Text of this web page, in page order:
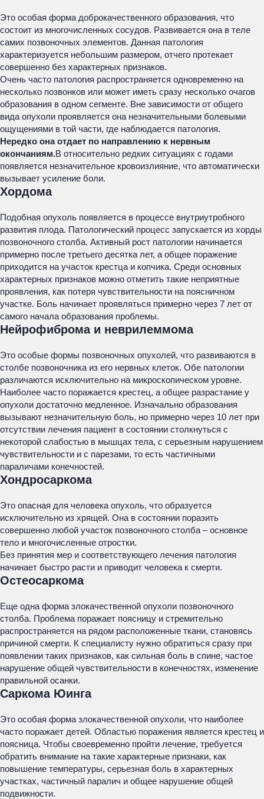
Это особая форма доброкачественного образования, что
состоит из многочисленных сосудов. Развивается она в теле
самих позвоночных элементов. Данная патология
характеризуется небольшим размером, отчего протекает
совершенно без характерных признаков.
Очень часто патология распространяется одновременно на
несколько позвонков или может иметь сразу несколько очагов
образования в одном сегменте. Вне зависимости от общего
вида опухоли проявляется она незначительными болевыми
ощущениями в той части, где наблюдается патология.
Нередко она отдает по направлению к нервным
окончаниям.В относительно редких ситуациях с годами
появляется незначительное кровоизлияние, что автоматически
вызывает усиление боли.
Хордома
Подобная опухоль появляется в процессе внутриутробного
развития плода. Патологический процесс запускается из хорды
позвоночного столба. Активный рост патологии начинается
примерно после третьего десятка лет, а общее поражение
приходится на участок крестца и копчика. Среди основных
характерных признаков можно отметить такие неприятные
проявления, как потеря чувствительности на поясничном
участке. Боль начинает проявляться примерно через 7 лет от
самого начала образования проблемы.
Нейрофиброма и неврилеммома
Это особые формы позвоночных опухолей, что развиваются в
столбе позвоночника из его нервных клеток. Обе патологии
различаются исключительно на микроскопическом уровне.
Наиболее часто поражается крестец, а общее разрастание у
опухоли достаточно медленное. Изначально образования
вызывают незначительную боль, но примерно через 10 лет при
отсутствии лечения пациент в состоянии столкнуться с
некоторой слабостью в мышцах тела, с серьезным нарушением
чувствительности и с парезами, то есть частичными
параличами конечностей.
Хондросаркома
Это опасная для человека опухоль, что образуется
исключительно из хрящей. Она в состоянии поразить
совершенно любой участок позвоночного столба – основное
тело и многочисленные отростки.
Без принятия мер и соответствующего лечения патология
начинает быстро расти и приводит человека к смерти.
Остеосаркома
Еще одна форма злокачественной опухоли позвоночного
столба. Проблема поражает поясницу и стремительно
распространяется на рядом расположенные ткани, становясь
причиной смерти. К специалисту нужно обратиться сразу при
появлении таких признаков, как сильная боль в спине, частое
нарушение общей чувствительности в конечностях, изменение
правильной осанки.
Саркома Юинга
Это особая форма злокачественной опухоли, что наиболее
часто поражает детей. Областью поражения является крестец и
поясница. Чтобы своевременно пройти лечение, требуется
обратить внимание на такие характерные признаки, как
повышение температуры, серьезная боль в характерных
участках, частичный паралич и общее нарушение общей
подвижности.